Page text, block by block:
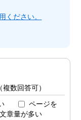
ください。
数回答可）
ページを
文章量が多い